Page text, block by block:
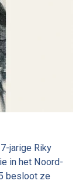
jarige Riky
in het Noord-
besloot ze